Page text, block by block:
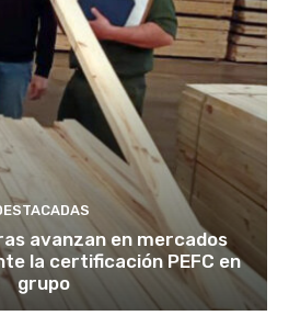
avanzan en mercados
la certificación PEFC en
grupo